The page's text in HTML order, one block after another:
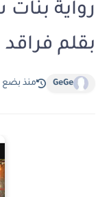
بقلم
GeGe منذ